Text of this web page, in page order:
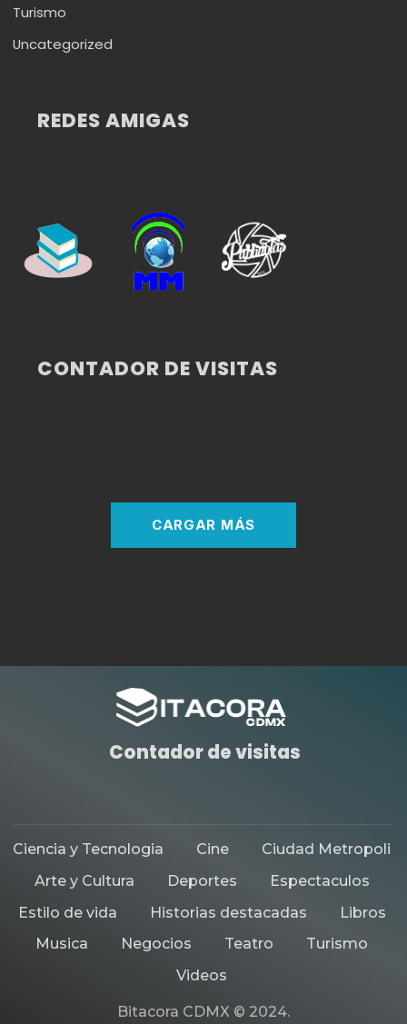
Turismo
Uncategorized
REDES AMIGAS
CONTADOR DE VISITAS
CARGAR MÁS
Contador de visitas
Ciencia y Tecnologia Cine
Ciudad Metropoli
Arte y Cultura
Deportes
Espectaculos
Estilo de vida
Historias destacadas
Libros
Musica
Negocios Teatro
Turismo
Videos
Bitacora CDMX © 2024.